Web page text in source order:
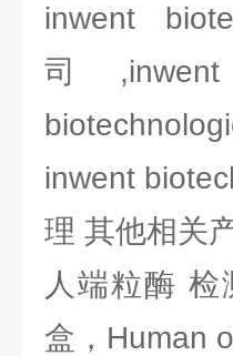
inwent
司
inwent
理 其他相关
人端粒酶
盒，Human